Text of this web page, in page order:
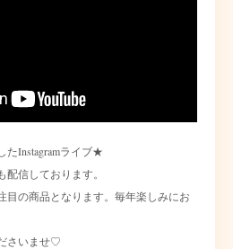
たInstagramライブ★
信しております。
目の商品となります。毎年楽しみにお
さいませ♡